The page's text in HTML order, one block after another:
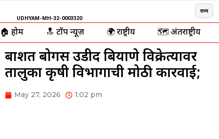
UDHYAM-MH-32-0003320
राज्य
🏠 होम 🔝 टॉप न्यूज़ 🌍 राष्ट्रीय 🗺️ अंतर्राष्ट्रीय
बार्शीत बोगस उडीद बियाणे विक्रेत्यावर
तालुका कृषी विभागाची मोठी कारवाई;
May 27, 2026 1:02 pm